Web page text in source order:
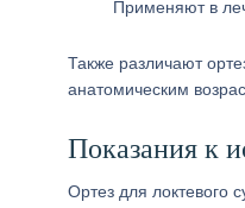
Применяют в
Также различают
анатомическим
Показания к
Ортез для локтевого